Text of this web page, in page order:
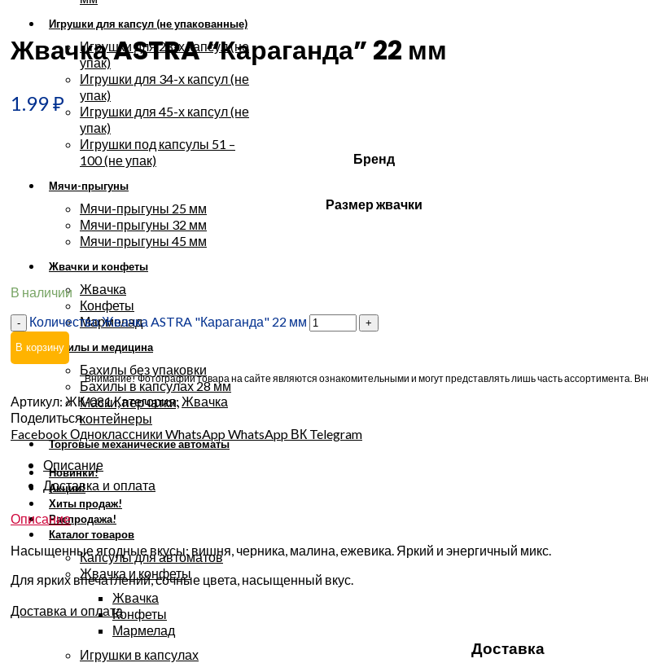
Игрушки для капсул (не упакованные)
Игрушки для 28-х капсул (не
упак)
Игрушки для 34-х капсул (не
упак)
Игрушки для 45-х капсул (не
упак)
Игрушки под капсулы 51 –
100 (не упак)
Мячи-прыгуны
Мячи-прыгуны 25 мм
Мячи-прыгуны 32 мм
Мячи-прыгуны 45 мм
Жвачки и конфеты
Жвачка
Конфеты
Мармелад
Бахилы и медицина
Бахилы без упаковки
Бахилы в капсулах 28 мм
Маски, перчатки,
контейнеры
Торговые механические автоматы
Новинки!
Акции!
Хиты продаж!
Распродажа!
Каталог товаров
Капсулы для автоматов
Жвачка и конфеты
Жвачка
Конфеты
Мармелад
Игрушки в капсулах
Жвачка ASTRA “Караганда” 22 мм
1.99₽
Бренд
Размер жвачки
В наличии
Количество Жвачка ASTRA "Караганда" 22 мм
В корзину
Внимание! Фотографии товара на сайте являются ознакомительными и могут представлять лишь часть ассортимента.
Артикул: ЖК-081Категория: Жвачка
Поделиться
Facebook Одноклассники WhatsAppWhatsApp ВК Telegram
Описание
Доставка и оплата
Описание
Насыщенные ягодные вкусы: вишня, черника, малина, ежевика. Яркий и энергичный микс.
Для ярких впечатлений, сочные цвета, насыщенный вкус.
Доставка и оплата
Доставка